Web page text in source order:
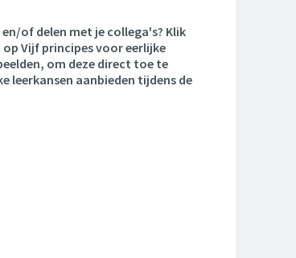
of delen met je collega's? Klik
Vijf principes voor eerlijke
om deze direct toe te
leerkansen aanbieden tijdens de